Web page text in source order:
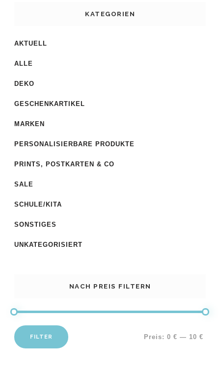
KATEGORIEN
AKTUELL
ALLE
DEKO
GESCHENKARTIKEL
MARKEN
PERSONALISIERBARE PRODUKTE
PRINTS, POSTKARTEN & CO
SALE
SCHULE/KITA
SONSTIGES
UNKATEGORISIERT
NACH PREIS FILTERN
FILTER Preis: 0 € — 10 €